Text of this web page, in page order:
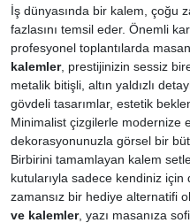
İş dünyasında bir kalem, çoğu
fazlasını temsil eder. Önemli
profesyonel toplantılarda
kalemler, prestijinizin sessiz
metalik bitişli, altın yaldızlı
gövdeli tasarımlar, estetik
Minimalist çizgilerle modernize
dekorasyonunuzla görsel bir
Birbirini tamamlayan kalem
kutularıyla sadece kendiniz
zamansız bir hediye alternatifi
ve kalemler, yazı masanıza